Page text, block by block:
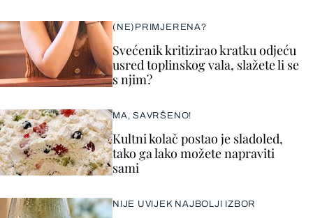
(NE)PRIMJERENA?
Svećenik kritizirao kratku odjeću
usred toplinskog vala, slažete li se
s njim?
MA, SAVRŠENO!
Kultni kolač postao je sladoled,
tako ga lako možete napraviti
sami
NIJE UVIJEK NAJBOLJI IZBOR